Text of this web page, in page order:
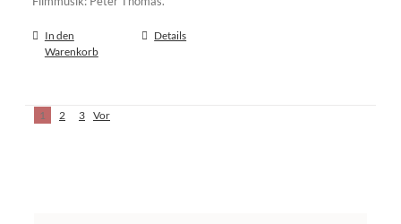
In den
Warenkorb
Details
1 2 3 Vor